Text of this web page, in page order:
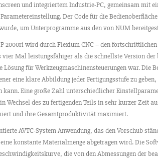
und integriertem Industrie-PC, gemeinsam mit
Der Code für die
um Unterprogramme aus den von NUM
2000ri wird durch Flexium CNC – den
Mal leistungsfähiger als die schnellste Version der
Lösung für Werkzeugmaschinensteuerungen war. Die
eine klare Abbildung jeder Fertigungsstufe zu
kann. Eine große Zahl unterschiedlicher
Wechsel des zu fertigenden Teils in sehr kurzer Zeit
und ihre Gesamtproduktivität maximiert.
AVTC-System Anwendung, das den Vorschub
konstante Materialmenge abgetragen wird. Die
die von den Abmessungen der